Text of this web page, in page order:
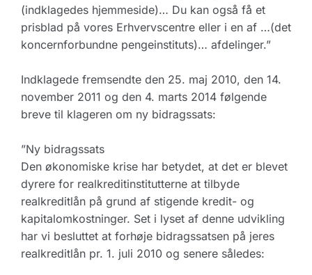
(indklagedes hjemmeside)… Du kan også få et
prisblad på vores Erhvervscentre eller i en af …(det
koncernforbundne pengeinstituts)… afdelinger.”
Indklagede fremsendte den 25. maj 2010, den 14.
november 2011 og den 4. marts 2014 følgende
breve til klageren om ny bidragssats:
”Ny bidragssats
Den økonomiske krise har betydet, at det er blevet
dyrere for realkreditinstitutterne at tilbyde
realkreditlån på grund af stigende kredit- og
kapitalomkostninger. Set i lyset af denne udvikling
har vi besluttet at forhøje bidragssatsen på jeres
realkreditlån pr. 1. juli 2010 og senere således: